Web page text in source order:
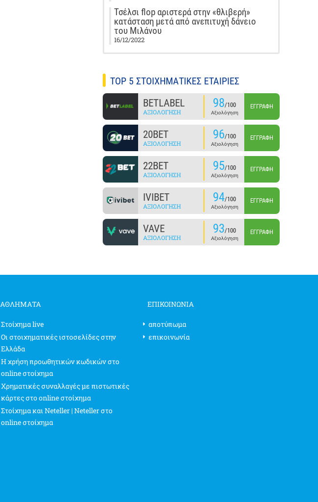
Τσέλσι flop αριστερά στην «θλιβερή»
κατάσταση μετά από ανεπιτυχή δάνειο
του Μιλάνου
16/12/2022
TOP 5 ΣΤΟΙΧΗΜΑΤΙΚΕΣ ΕΤΑΙΡΙΕΣ
BETLABEL
ΑΞΙΟΛΌΓΗΣΗ
98/100
Αξιολόγηση
ΕΓΓΡΑΦΉ
20BET
ΑΞΙΟΛΌΓΗΣΗ
96/100
Αξιολόγηση
ΕΓΓΡΑΦΉ
22BET
ΑΞΙΟΛΌΓΗΣΗ
95/100
Αξιολόγηση
ΕΓΓΡΑΦΉ
IVIBET
ΑΞΙΟΛΌΓΗΣΗ
94/100
Αξιολόγηση
ΕΓΓΡΑΦΉ
VAVE
ΑΞΙΟΛΌΓΗΣΗ
93/100
Αξιολόγηση
ΕΓΓΡΑΦΉ
ΑΘΛΗΜΑΤΑ
Στοίχημα live
Οι στοιχηματικές ιστοσελίδες στην
Ελλάδα
Η χρήση προωθητικών κωδικών στο
online στοίχημα
Χρηματικές συναλλαγές με πιστωτικές
κάρτες στο online στοίχημα
Στοίχημα και Neteller | Neteller στο
online στοίχημα
ΕΠΙΚΟΙΝΩΝΊΑ
αποτύπωμα
επικοινωνία